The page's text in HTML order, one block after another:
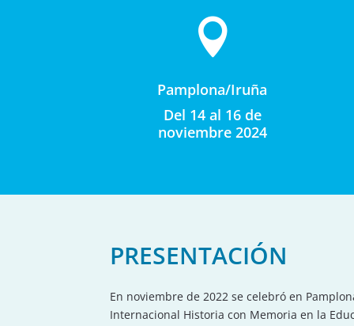

Pamplona/Iruña
Del 14 al 16 de
noviembre 2024
PRESENTACIÓN
En noviembre de 2022 se celebró en
Internacional Historia con Memoria en la